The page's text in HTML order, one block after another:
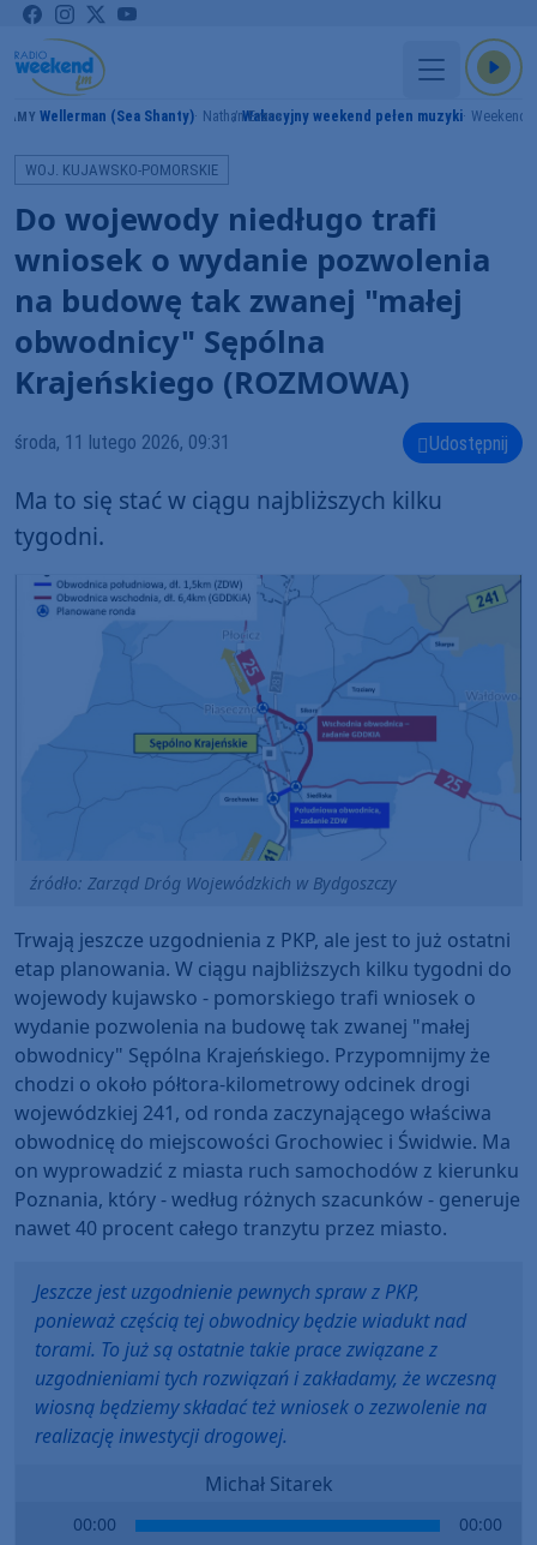
Wellerman (Sea Shanty) Nathan EvansWakacyjny weekend pełen muzyki Weekend
WOJ. KUJAWSKO-POMORSKIE
Do wojewody niedługo trafi
wniosek o wydanie pozwolenia
na budowę tak zwanej "małej
obwodnicy" Sępólna
Krajeńskiego (ROZMOWA)
środa, 11 lutego 2026, 09:31 Udostępnij
Ma to się stać w ciągu najbliższych kilku
tygodni.
źródło: Zarząd Dróg Wojewódzkich w Bydgoszczy
Trwają jeszcze uzgodnienia z PKP, ale jest to już ostatni
etap planowania. W ciągu najbliższych kilku tygodni do
wojewody kujawsko - pomorskiego trafi wniosek o
wydanie pozwolenia na budowę tak zwanej "małej
obwodnicy" Sępólna Krajeńskiego. Przypomnijmy że
chodzi o około półtora-kilometrowy odcinek drogi
wojewódzkiej 241, od ronda zaczynającego właściwa
obwodnicę do miejscowości Grochowiec i Świdwie. Ma
on wyprowadzić z miasta ruch samochodów z kierunku
Poznania, który - według różnych szacunków - generuje
nawet 40 procent całego tranzytu przez miasto.
Jeszcze jest uzgodnienie pewnych spraw z PKP,
ponieważ częścią tej obwodnicy będzie wiadukt nad
torami. To już są ostatnie takie prace związane z
uzgodnieniami tych rozwiązań i zakładamy, że wczesną
wiosną będziemy składać też wniosek o zezwolenie na
realizację inwestycji drogowej.
Michał Sitarek
00:00 00:00